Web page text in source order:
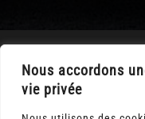
Nous accordons
vie privée
LA